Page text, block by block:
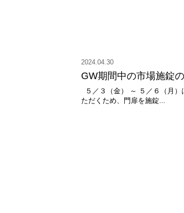
2024.04.30
GW期間中の市場施錠
５／３（金） ～ ５／６（月
ただくため、門扉を施錠...